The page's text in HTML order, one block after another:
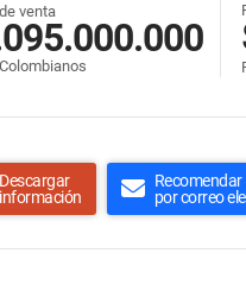
venta
Descargar
información
Recomendar
por correo